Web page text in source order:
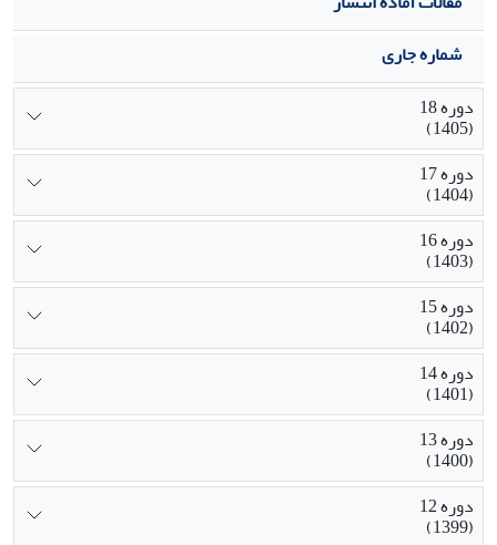
شماره جاری
دوره 18
(1405)
دوره 17
(1404)
دوره 16
(1403)
دوره 15
(1402)
دوره 14
(1401)
دوره 13
(1400)
دوره 12
(1399)